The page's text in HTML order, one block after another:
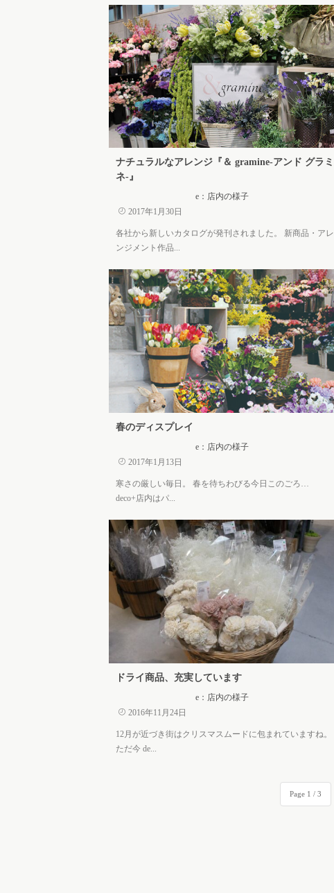
ナチュラルなアレンジ『＆ gramine-アンド グラミ
ネ-』
e：店内の様子
2017年1月30日
各社から新しいカタログが発刊されました。 新商品・アレ
ンジメント作品...
春のディスプレイ
e：店内の様子
2017年1月13日
寒さの厳しい毎日。 春を待ちわびる今日このごろ…
deco+店内はパ...
ドライ商品、充実しています
e：店内の様子
2016年11月24日
12月が近づき街はクリスマスムードに包まれていますね。
ただ今 de...
Page 1 / 3